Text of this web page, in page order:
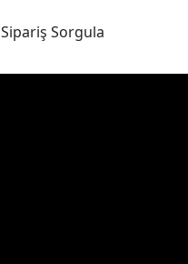
Sipariş Sorgula